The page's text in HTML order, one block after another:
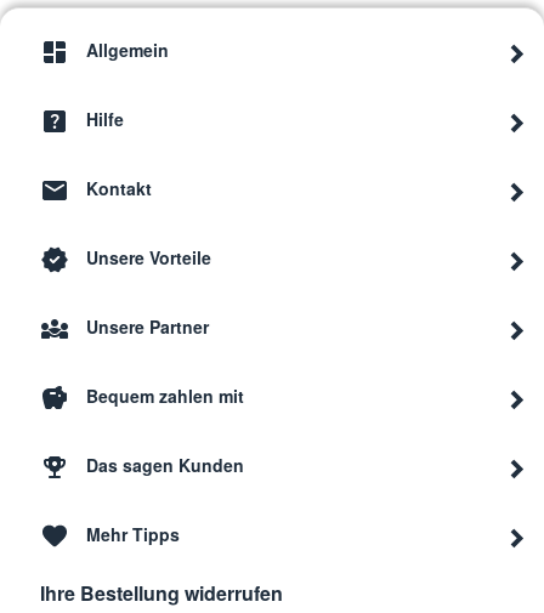
Allgemein
Hilfe
Kontakt
Unsere Vorteile
Unsere Partner
Bequem zahlen mit
Das sagen Kunden
Mehr Tipps
Ihre Bestellung widerrufen